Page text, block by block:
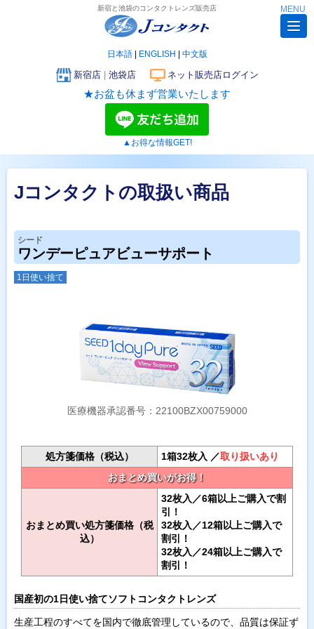
新宿と池袋のコンタクトレンズ販売店
日本語| ENGLISH 中文版
新宿店| 池袋店 ネット販売店ログイン
★お盆も休まず営業いたします
▲お得な情報GET!
MENU
Jコンタクトの取扱い商品
シード
ワンデーピュアビューサポート
1日使い捨て
医療機器承認番号：22100BZX00759000
処方箋価格（税込） 1箱32枚入 ／取り扱いあり
おまとめ買いがお得！
おまとめ買い処方箋価格（税
込）
32枚入／6箱以上ご購入で割
引！
32枚入／12箱以上ご購入で
割引！
32枚入／24箱以上ご購入で
割引！
国産初の1日使い捨てソフトコンタクトレンズ
生産工程のすべてを国内で徹底管理しているので、品質は保証ず